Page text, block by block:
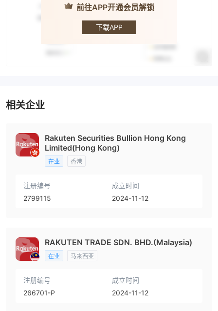
前往APP开通会员解锁
下载APP
Rakuten
乐天证券
相关企业
Rakuten Securities Bullion Hong Kong
Limited(Hong Kong)
在业 香港
注册编号
2799115
成立时间
2024-11-12
RAKUTEN TRADE SDN. BHD.(Malaysia)
在业 马来西亚
注册编号
266701-P
成立时间
2024-11-12